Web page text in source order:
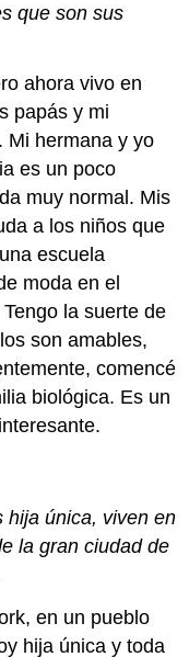
que son sus
ahora vivo en
papás y mi
Mi hermana y yo
es un poco
muy normal. Mis
a los niños que
escuela
moda en el
Tengo la suerte de
son amables,
comencé
biológica. Es un
hija única, viven en
la gran ciudad de
en un pueblo
hija única y toda